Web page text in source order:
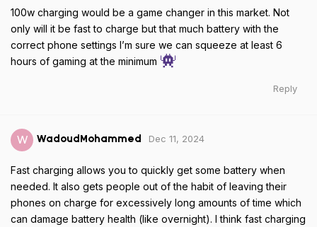
100w charging would be a game changer in this market. Not
only will it be fast to charge but that much battery with the
correct phone settings I’m sure we can squeeze at least 6
hours of gaming at the minimum
Reply
W WadoudMohammed Dec 11, 2024
Fast charging allows you to quickly get some battery when
needed. It also gets people out of the habit of leaving their
phones on charge for excessively long amounts of time which
can damage battery health (like overnight). I think fast charging